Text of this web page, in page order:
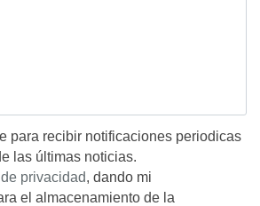
para recibir notificaciones periodicas
las últimas noticias.
privacidad, dando mi
el almacenamiento de la